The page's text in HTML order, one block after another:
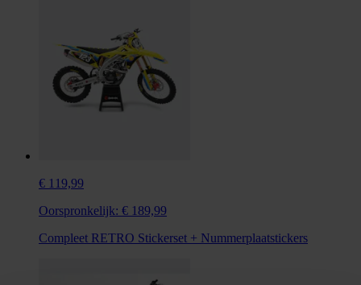
€ 119,99
Oorspronkelijk: € 189,99
Compleet RETRO Stickerset + Nummerplaatstickers